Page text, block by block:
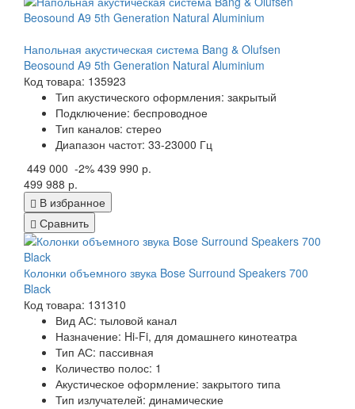
Напольная акустическая система Bang & Olufsen
Beosound A9 5th Generation Natural Aluminium
Код товара: 135923
Тип акустического оформления: закрытый
Подключение: беспроводное
Тип каналов: стерео
Диапазон частот: 33-23000 Гц
449 000 -2% 439 990 р.
499 988 р.
В избранное
Сравнить
Колонки объемного звука Bose Surround Speakers 700
Black
Код товара: 131310
Вид АС: тыловой канал
Назначение: Hi-Fi, для домашнего кинотеатра
Тип АС: пассивная
Количество полос: 1
Акустическое оформление: закрытого типа
Тип излучателей: динамические